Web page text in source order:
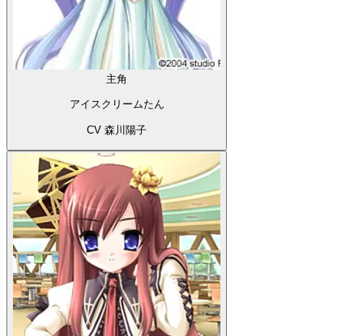
主角
アイスクリームたん
CV 森川陽子